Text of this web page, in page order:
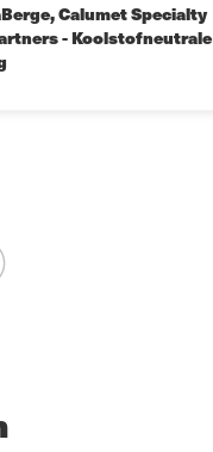
Calumet Specialty
- Koolstofneutrale